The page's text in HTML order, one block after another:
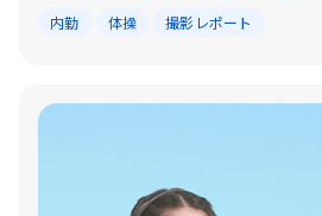
内勤
体操 撮影レポート